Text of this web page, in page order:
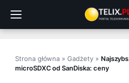
treści
Strona główna »Gadżety»
microSDXC od SanDiska: ceny